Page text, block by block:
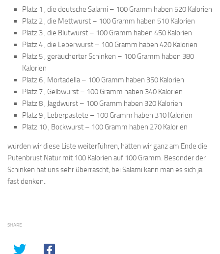
Platz 1 , die deutsche Salami – 100 Gramm haben 520 Kalorien
Platz 2 , die Mettwurst – 100 Gramm haben 510 Kalorien
Platz 3 , die Blutwurst – 100 Gramm haben 450 Kalorien
Platz 4 , die Leberwurst – 100 Gramm haben 420 Kalorien
Platz 5 , geräucherter Schinken – 100 Gramm haben 380
Kalorien
Platz 6 , Mortadella – 100 Gramm haben 350 Kalorien
Platz 7 , Gelbwurst – 100 Gramm haben 340 Kalorien
Platz 8 , Jagdwurst – 100 Gramm haben 320 Kalorien
Platz 9 , Leberpastete – 100 Gramm haben 310 Kalorien
Platz 10 , Bockwurst – 100 Gramm haben 270 Kalorien
würden wir diese Liste weiterführen, hätten wir ganz am Ende die
Putenbrust Natur mit 100 Kalorien auf 100 Gramm. Besonder der
Schinken hat uns sehr überrascht, bei Salami kann man es sich ja
fast denken..
SHARE